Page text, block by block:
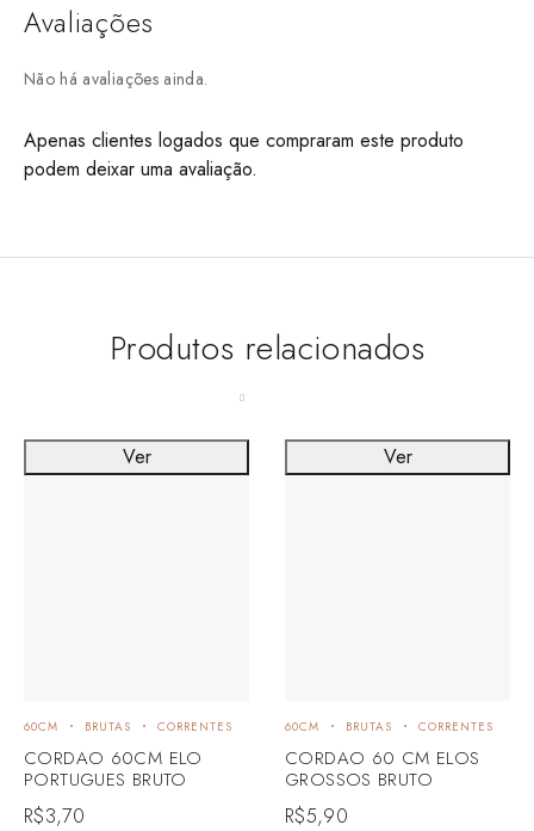
Avaliações
Não há avaliações ainda.
Apenas clientes logados que compraram este produto
podem deixar uma avaliação.
Produtos relacionados
60CM BRUTAS CORRENTES
CORDAO 60CM ELO
PORTUGUES BRUTO
R$3,70
Ver
60CM BRUTAS CORRENTES
CORDAO 60 CM ELOS
GROSSOS BRUTO
R$5,90
Ver